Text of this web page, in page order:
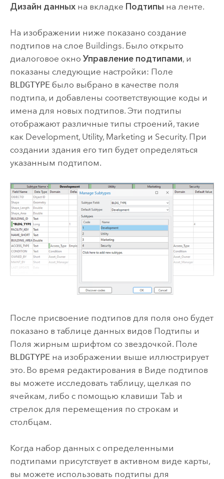
Дизайн данныхна вкладке Подтипы на ленте.
На изображении ниже показано создание
подтипов на слое Buildings. Было открыто
диалоговое окно Управление подтипами, и
показаны следующие настройки: Поле
BLDGTYPEбыло выбрано в качестве поля
подтипа, и добавлены соответствующие коды и
имена для новых подтипов. Эти подтипы
отображают различные типы строений, такие
как Development, Utility, Marketing и Security. При
создании здания его тип будет определяться
указанным подтипом.
После присвоение подтипов для поля оно будет
показано в таблице данных видов Подтипы и
Поля жирным шрифтом со звездочкой. Поле
BLDGTYPE на изображении выше иллюстрирует
это. Во время редактирования в Виде подтипов
вы можете исследовать таблицу, щелкая по
ячейкам, либо с помощью клавиши Tab и
стрелок для перемещения по строкам и
столбцам.
Когда набор данных с определенными
подтипами присутствует в активном виде карты,
вы можете использовать подтипы для